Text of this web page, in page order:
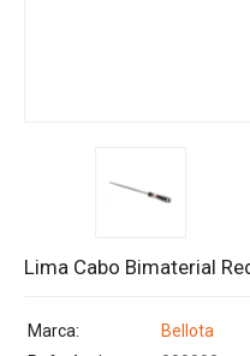
Lima Cabo Bimaterial
Marca:
Bellota